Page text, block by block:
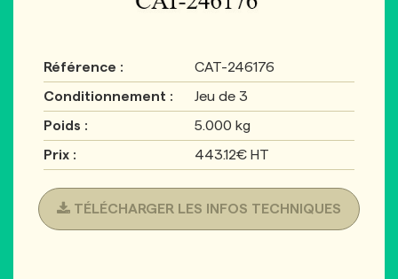
Référence : CAT-246176
Conditionnement : Jeu de 3
Poids : 5.000 kg
Prix : 443.12€ HT
TÉLÉCHARGER LES INFOS TECHNIQUES